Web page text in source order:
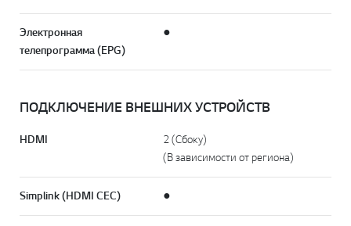
Электронная
телепрограмма (EPG)
●
ПОДКЛЮЧЕНИЕ ВНЕШНИХ УСТРОЙСТВ
HDMI
2 (Сбоку)
(В зависимости от региона)
Simplink (HDMI CEC) ●